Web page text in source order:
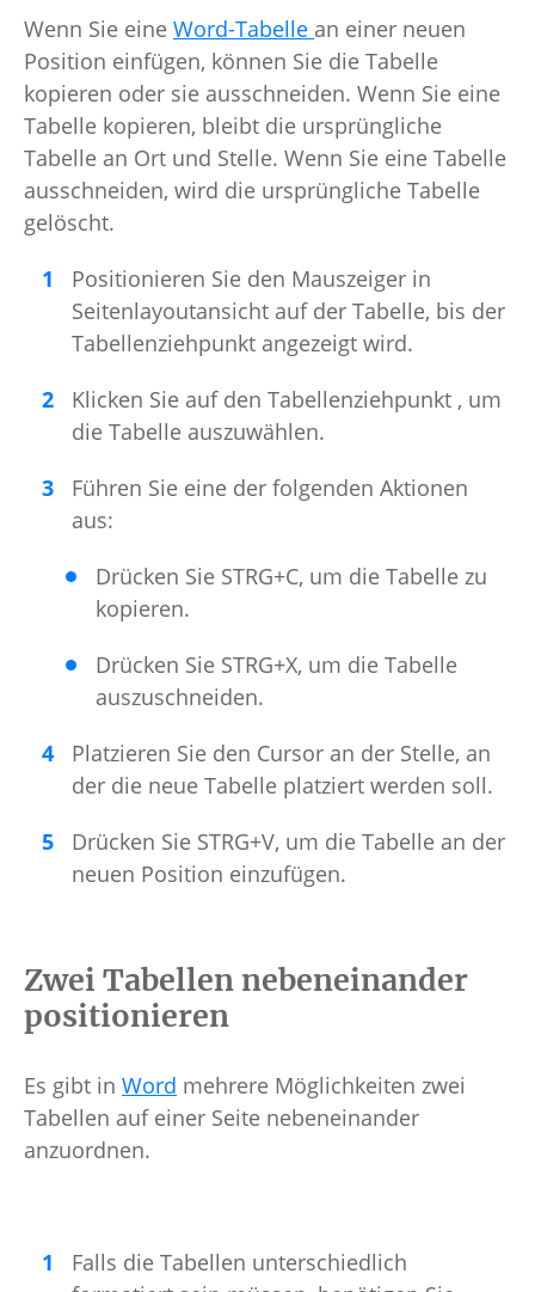
Wenn Sie eine Word-Tabelle an einer neuen
Position einfügen, können Sie die Tabelle
kopieren oder sie ausschneiden. Wenn Sie eine
Tabelle kopieren, bleibt die ursprüngliche
Tabelle an Ort und Stelle. Wenn Sie eine Tabelle
ausschneiden, wird die ursprüngliche Tabelle
gelöscht.
Positionieren Sie den Mauszeiger in
Seitenlayoutansicht auf der Tabelle, bis der
Tabellenziehpunkt angezeigt wird.
Klicken Sie auf den Tabellenziehpunkt , um
die Tabelle auszuwählen.
Führen Sie eine der folgenden Aktionen
aus:
Drücken Sie STRG+C, um die Tabelle zu
kopieren.
Drücken Sie STRG+X, um die Tabelle
auszuschneiden.
Platzieren Sie den Cursor an der Stelle, an
der die neue Tabelle platziert werden soll.
Drücken Sie STRG+V, um die Tabelle an der
neuen Position einzufügen.
Zwei Tabellen nebeneinander
positionieren
Es gibt in Word mehrere Möglichkeiten zwei
Tabellen auf einer Seite nebeneinander
anzuordnen.
Falls die Tabellen unterschiedlich